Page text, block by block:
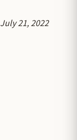
July 21, 2022